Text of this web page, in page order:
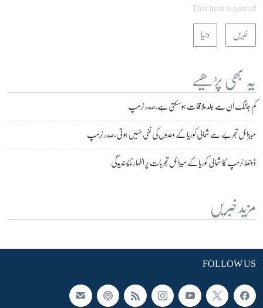
This item is part of
خبریں دنیا
یہ بھی پڑھیے
کم جانگ ان سے جلد ملاقات ہو سکتی ہے، صدر ٹرمپ
میزائل تجربے سے شمالی کوریا کے وعدوں کی نفی نہیں ہوتی، صدر ٹرمپ
ڈونلڈ ٹرمپ کا شمالی کوریا کے میزائل تجربات پر اظہارِ ناپسندیدگی
مزید خبریں
FOLLOW US